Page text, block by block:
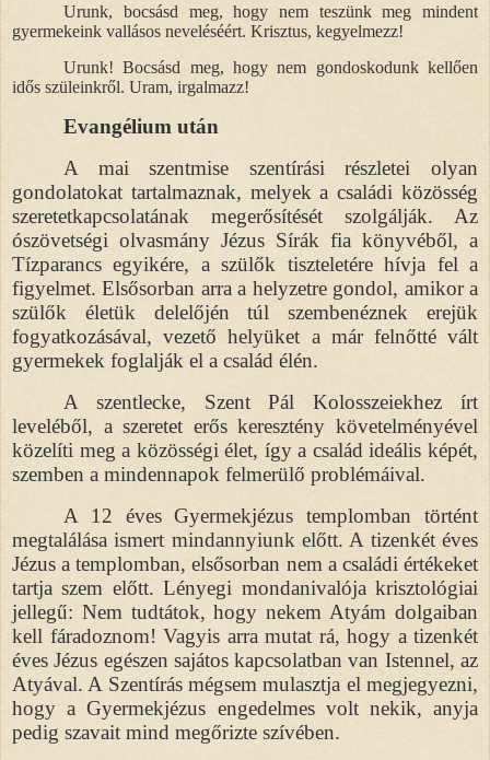
Urunk, bocsásd meg, hogy nem teszünk meg mindent
gyermekeink vallásos neveléséért. Krisztus, kegyelmezz!
Urunk! Bocsásd meg, hogy nem gondoskodunk kellően
idős szüleinkről. Uram, irgalmazz!
Evangélium után
A mai szentmise szentírási részletei olyan
gondolatokat tartalmaznak, melyek a családi közösség
szeretetkapcsolatának megerősítését szolgálják. Az
ószövetségi olvasmány Jézus Sírák fia könyvéből, a
Tízparancs egyikére, a szülők tiszteletére hívja fel a
figyelmet. Elsősorban arra a helyzetre gondol, amikor a
szülők életük delelőjén túl szembenéznek erejük
fogyatkozásával, vezető helyüket a már felnőtté vált
gyermekek foglalják el a család élén.
A szentlecke, Szent Pál Kolosszeiekhez írt
leveléből, a szeretet erős keresztény követelményével
közelíti meg a közösségi élet, így a család ideális képét,
szemben a mindennapok felmerülő problémáival.
A 12 éves Gyermekjézus templomban történt
megtalálása ismert mindannyiunk előtt. A tizenkét éves
Jézus a templomban, elsősorban nem a családi értékeket
tartja szem előtt. Lényegi mondanivalója krisztológiai
jellegű: Nem tudtátok, hogy nekem Atyám dolgaiban
kell fáradoznom! Vagyis arra mutat rá, hogy a tizenkét
éves Jézus egészen sajátos kapcsolatban van Istennel, az
Atyával. A Szentírás mégsem mulasztja el megjegyezni,
hogy a Gyermekjézus engedelmes volt nekik, anyja
pedig szavait mind megőrizte szívében.